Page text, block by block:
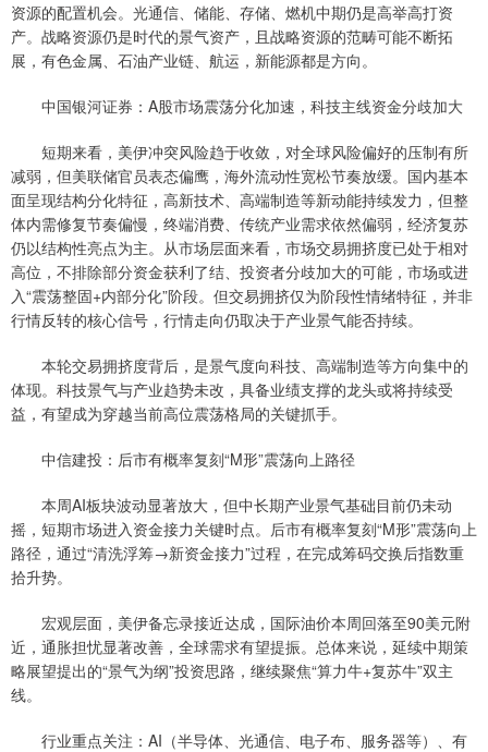
资源的配置机会。光通信、储能、存储、燃机中期仍是高举高打资
产。战略资源仍是时代的景气资产，且战略资源的范畴可能不断拓
展，有色金属、石油产业链、航运，新能源都是方向。
中国银河证券：A股市场震荡分化加速，科技主线资金分歧加大
短期来看，美伊冲突风险趋于收敛，对全球风险偏好的压制有所
减弱，但美联储官员表态偏鹰，海外流动性宽松节奏放缓。国内基本
面呈现结构分化特征，高新技术、高端制造等新动能持续发力，但整
体内需修复节奏偏慢，终端消费、传统产业需求依然偏弱，经济复苏
仍以结构性亮点为主。从市场层面来看，市场交易拥挤度已处于相对
高位，不排除部分资金获利了结、投资者分歧加大的可能，市场或进
入“震荡整固+内部分化”阶段。但交易拥挤仅为阶段性情绪特征，并非
行情反转的核心信号，行情走向仍取决于产业景气能否持续。
本轮交易拥挤度背后，是景气度向科技、高端制造等方向集中的
体现。科技景气与产业趋势未改，具备业绩支撑的龙头或将持续受
益，有望成为穿越当前高位震荡格局的关键抓手。
中信建投：后市有概率复刻“M形”震荡向上路径
本周AI板块波动显著放大，但中长期产业景气基础目前仍未动
摇，短期市场进入资金接力关键时点。后市有概率复刻“M形”震荡向上
路径，通过“清洗浮筹→新资金接力”过程，在完成筹码交换后指数重
拾升势。
宏观层面，美伊备忘录接近达成，国际油价本周回落至90美元附
近，通胀担忧显著改善，全球需求有望提振。总体来说，延续中期策
略展望提出的“景气为纲”投资思路，继续聚焦“算力牛+复苏牛”双主
线。
行业重点关注：AI（半导体、光通信、电子布、服务器等）、有